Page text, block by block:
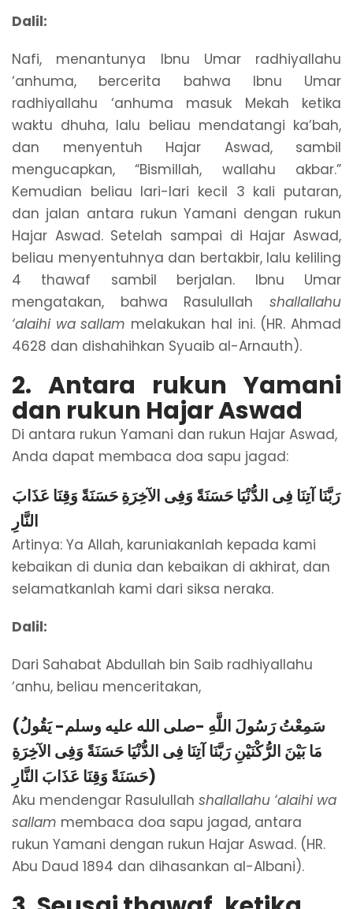
Dalil:
Nafi, menantunya Ibnu Umar radhiyallahu
‘anhuma, bercerita bahwa Ibnu Umar
radhiyallahu ‘anhuma masuk Mekah ketika
waktu dhuha, lalu beliau mendatangi ka’bah,
dan menyentuh Hajar Aswad, sambil
mengucapkan, “Bismillah, wallahu akbar.”
Kemudian beliau lari-lari kecil 3 kali putaran,
dan jalan antara rukun Yamani dengan rukun
Hajar Aswad. Setelah sampai di Hajar Aswad,
beliau menyentuhnya dan bertakbir, lalu keliling
4 thawaf sambil berjalan. Ibnu Umar
mengatakan, bahwa Rasulullah shallallahu
‘alaihi wa sallam melakukan hal ini. (HR. Ahmad
4628 dan dishahihkan Syuaib al-Arnauth).
2. Antara rukun Yamani
dan rukun Hajar Aswad
Di antara rukun Yamani dan rukun Hajar Aswad,
Anda dapat membaca doa sapu jagad:
رَبَّنَا آتِنَا فِى الدُّنْيَا حَسَنَةً وَفِى الآخِرَةِ حَسَنَةً وَقِنَا عَذَابَ
النَّارِ
Artinya: Ya Allah, karuniakanlah kepada kami
kebaikan di dunia dan kebaikan di akhirat, dan
selamatkanlah kami dari siksa neraka.
Dalil:
Dari Sahabat Abdullah bin Saib radhiyallahu
‘anhu, beliau menceritakan,
(سَمِعْتُ رَسُولَ اللَّهِ -صلى الله عليه وسلم- يَقُولُ
مَا بَيْنَ الرُّكْنَيْنِ رَبَّنَا آتِنَا فِى الدُّنْيَا حَسَنَةً وَفِى الآخِرَةِ
حَسَنَةً وَقِنَا عَذَابَ النَّارِ)
Aku mendengar Rasulullah shallallahu ‘alaihi wa
sallam membaca doa sapu jagad, antara
rukun Yamani dengan rukun Hajar Aswad. (HR.
Abu Daud 1894 dan dihasankan al-Albani).